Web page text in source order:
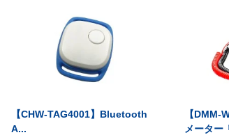
【CHW-TAG4001】Bluetooth
A...
【DMM-
メーター